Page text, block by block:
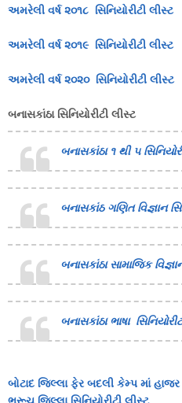
અમરેલી વર્ષ ૨૦૧૮ સિનિયોરીટી લીસ્ટ
અમરેલી વર્ષ ૨૦૧૯ સિનિયોરીટી લીસ્ટ
અમરેલી વર્ષ ૨૦૨૦ સિનિયોરીટી લીસ્ટ
બનાસકાંઠા સિનિયોરીટી લીસ્ટ
બનાસકાંઠા ૧ થી ૫
બનાસકાંઠ ગણિત વિજ્ઞાન
બનાસકાંઠા સામાજિક
બનાસકાંઠા ભાષા
બોટાદ જિલ્લા ફેર બદલી કેમ્પ માં હાજર